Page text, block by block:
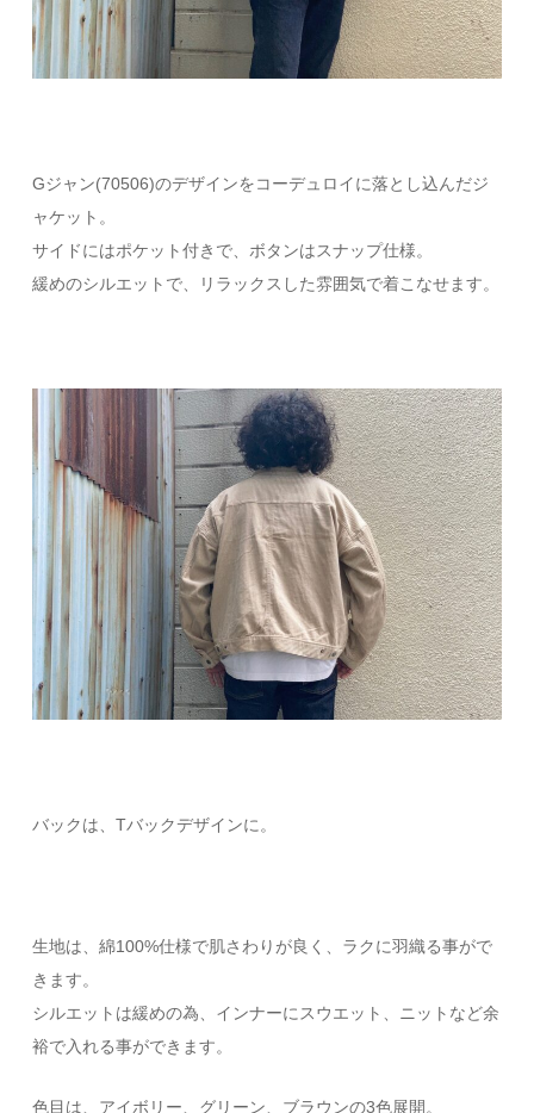
Gジャン(70506)のデザインをコーデュロイに落とし込んだジ
ャケット。
サイドにはポケット付きで、ボタンはスナップ仕様。
緩めのシルエットで、リラックスした雰囲気で着こなせます。
バックは、Tバックデザインに。
生地は、綿100%仕様で肌さわりが良く、ラクに羽織る事がで
きます。
シルエットは緩めの為、インナーにスウエット、ニットなど余
裕で入れる事ができます。
色目は、アイボリー、グリーン、ブラウンの3色展開。